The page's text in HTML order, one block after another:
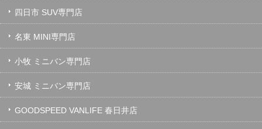
四日市 SUV専門店
名東 MINI専門店
小牧 ミニバン専門店
安城 ミニバン専門店
GOODSPEED VANLIFE 春日井店